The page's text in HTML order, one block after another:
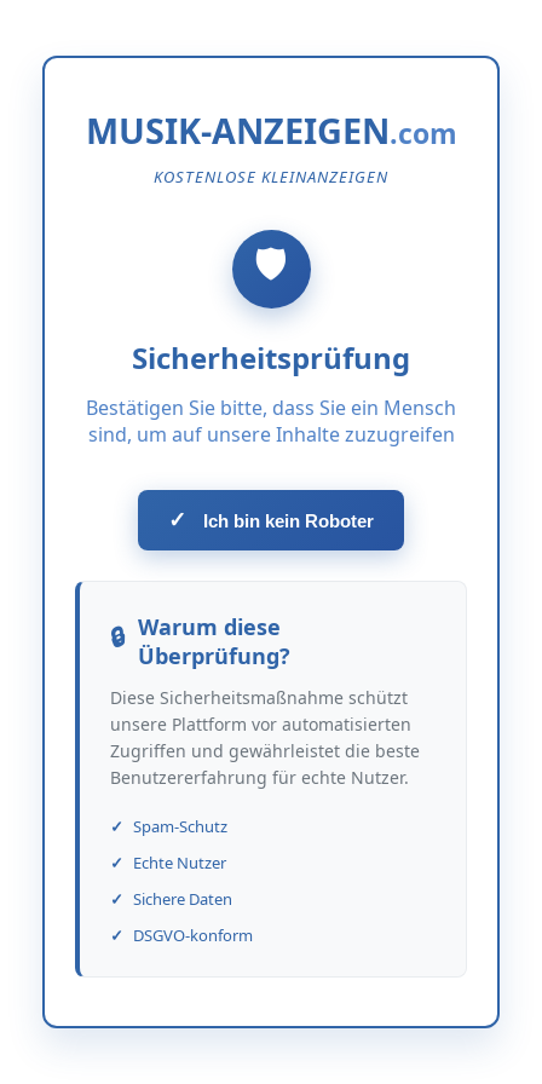
MUSIK-ANZEIGEN
KOSTENLOSE KLEINANZEIGEN
Sicherheitsprüfung
Bestätigen Sie bitte, dass Sie ein Mensch
sind, um auf unsere Inhalte zuzugreifen
✓ Ich bin kein Roboter
Warum diese
Überprüfung?
Diese Sicherheitsmaßnahme schützt
unsere Plattform vor automatisierten
Zugriffen und gewährleistet die beste
Benutzererfahrung für echte Nutzer.
Spam-Schutz
Echte Nutzer
Sichere Daten
DSGVO-konform